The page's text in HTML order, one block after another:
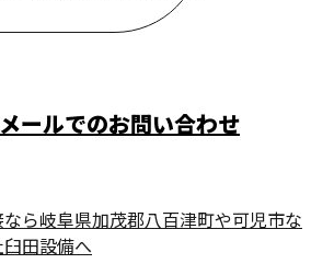
メールでのお問い合わせ